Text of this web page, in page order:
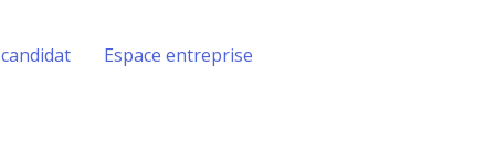
Espace entreprise